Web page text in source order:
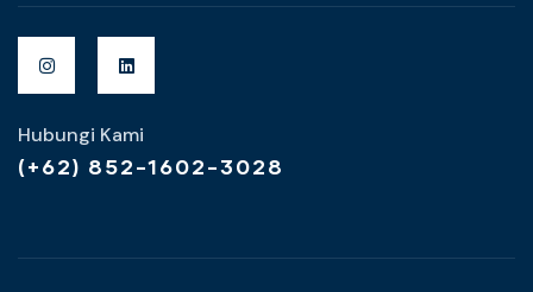
Hubungi Kami
(+62) 852-1602-3028